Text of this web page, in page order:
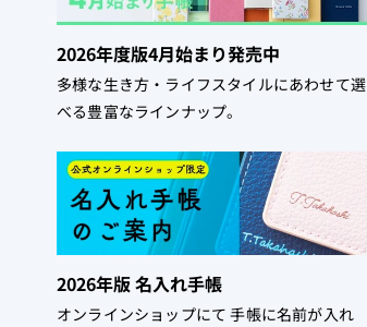
2026年度版4月始まり発売中
多様な生き方・ライフスタイルにあわせて選
べる豊富なラインナップ。
2026年版 名入れ手帳
オンラインショップにて 手帳に名前が入れ